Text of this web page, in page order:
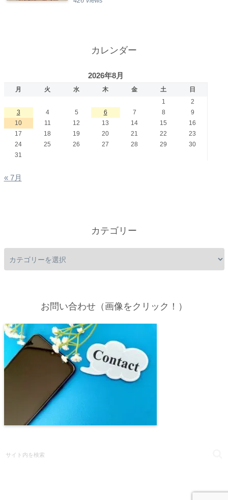
カレンダー
2026年8月
月 火 水 木 金 土
日
1
2
3
4 5 6 7 8
9
10
11 12 13 14 15
16
17
18 19 20 21 22
23
24
25 26 27 28 29
30
31
« 7月
カテゴリー
お問い合わせ（画像をクリック！）